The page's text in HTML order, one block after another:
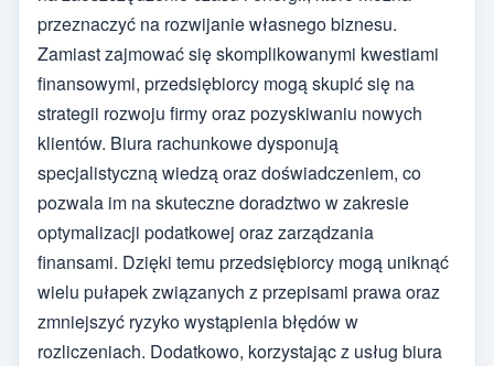
przeznaczyć na rozwijanie własnego biznesu.
Zamiast zajmować się skomplikowanymi kwestiami
finansowymi, przedsiębiorcy mogą skupić się na
strategii rozwoju firmy oraz pozyskiwaniu nowych
klientów. Biura rachunkowe dysponują
specjalistyczną wiedzą oraz doświadczeniem, co
pozwala im na skuteczne doradztwo w zakresie
optymalizacji podatkowej oraz zarządzania
finansami. Dzięki temu przedsiębiorcy mogą uniknąć
wielu pułapek związanych z przepisami prawa oraz
zmniejszyć ryzyko wystąpienia błędów w
rozliczeniach. Dodatkowo, korzystając z usług biura